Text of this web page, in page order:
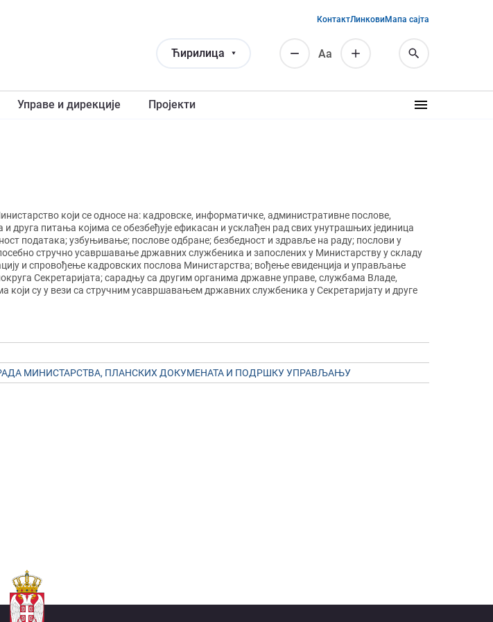
Ћирилица Аа
КонтактЛинковиМапа сајта
Управе и дирекције Пројекти
који се односе на: кадровскe, информатичке, административне послове,
друга питања којима се обезбеђује ефикасан и усклађен рад свих унутрашњих јединица
података; узбуњивање; послове одбране; безбедност и здравље на раду; послови у
стручно усавршавање државних службеника и запослених у Министарству у складу
и спровођење кадровских послова Министарства; вођење евиденција и управљање
Секретаријата; сарадњу са другим органима државне управе, службама Владе,
су у вези са стручним усавршавањем државних службеника у Секретаријату и друге
МИНИСТАРСТВА, ПЛАНСКИХ ДОКУМЕНАТА И ПОДРШКУ УПРАВЉАЊУ